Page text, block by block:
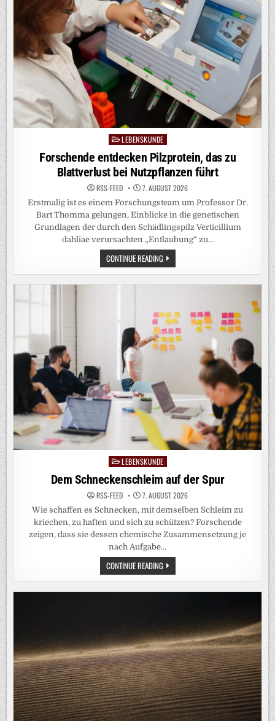
Posted
in
LEBENSKUNDE
Forschende entdecken Pilzprotein, das zu
Blattverlust bei Nutzpflanzen führt
RSS-FEED 7. AUGUST 2026
Erstmalig ist es einem Forschungsteam um Professor Dr.
Bart Thomma gelungen, Einblicke in die genetischen
Grundlagen der durch den Schädlingspilz Verticillium
dahliae verursachten „Entlaubung“ zu…
CONTINUE READINGFORSCHENDE
ENTDECKEN
PILZPROTEIN,
NUTZPFLANZEN
FÜHRT
Posted
in
LEBENSKUNDE
Dem Schneckenschleim auf der Spur
RSS-FEED 7. AUGUST 2026
Wie schaffen es Schnecken, mit demselben Schleim zu
kriechen, zu haften und sich zu schützen? Forschende
zeigen, dass sie dessen chemische Zusammensetzung je
nach Aufgabe…
CONTINUE READINGDEM
SCHNECKENSCHLEIM
AUF
DER